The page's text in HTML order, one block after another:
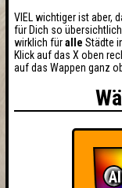
VIEL wichtiger ist aber,
für Dich so
wirklich füralle Städte
Klick auf das X oben
auf das Wappen ganz